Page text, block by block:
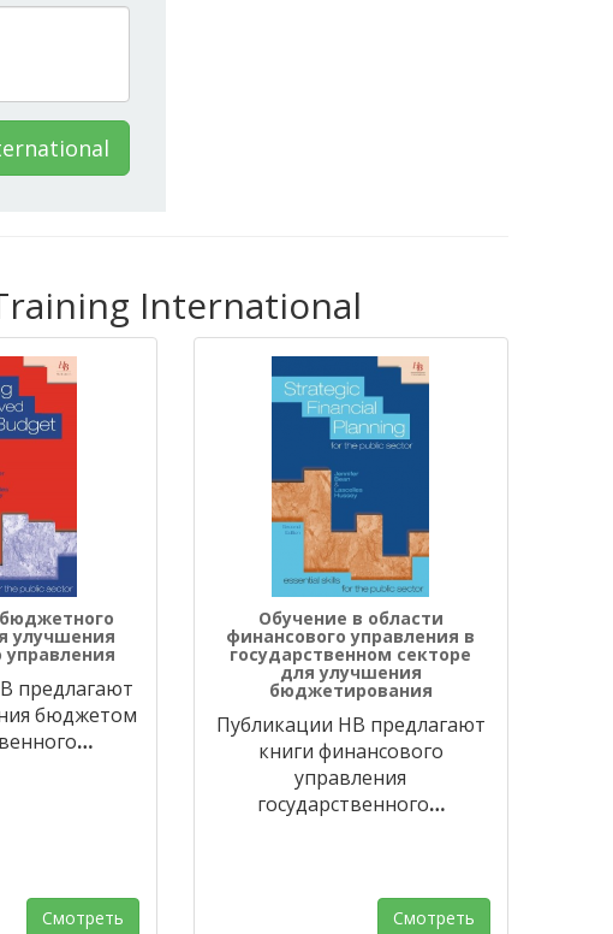
International
улучшения
управления
предлагают
бюджетом
…
Смотреть
Обучение в области
финансового управления в
государственном секторе
для улучшения
бюджетирования
Публикации HB предлагают
книги финансового
управления
государственного…
Смотреть